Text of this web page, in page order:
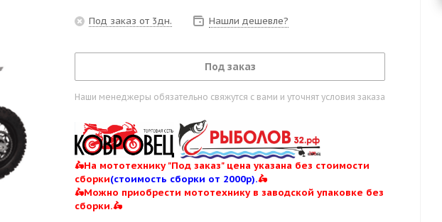
Под заказ от 3дн. Нашли дешевле?
Под заказ
Наши менеджеры обязательно свяжутся с вами и уточнят условия заказа
🛵На мототехнику "Под заказ" цена указана без стоимости
сборки(стоимость сборки от 2000р).🛵
🛵Можно приобрести мототехнику в заводской упаковке без
сборки.🛵